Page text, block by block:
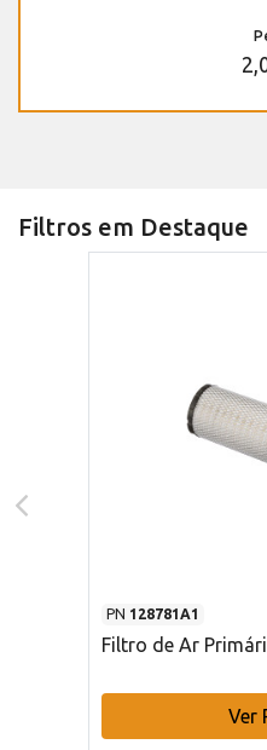
Filtros em Destaque
PN 128781A1
Filtro de Ar
Ver